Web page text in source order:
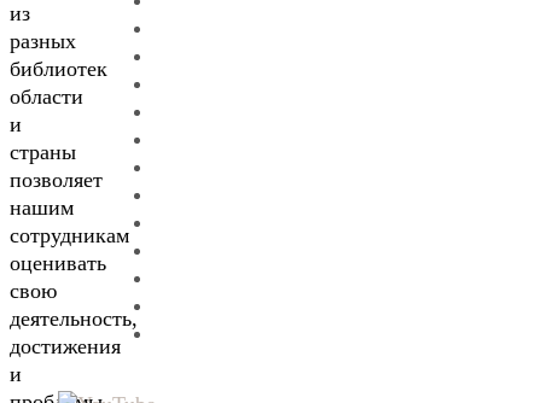
из
разных
библиотек
области
и
страны
позволяет
нашим
сотрудникам
оценивать
свою
деятельность,
достижения
и